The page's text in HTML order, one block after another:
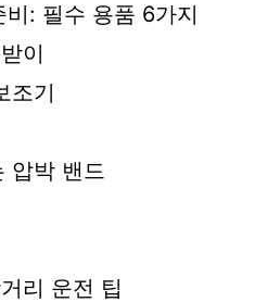
: 필수 용품 6가지
이
조기
압박 밴드
리 운전 팁